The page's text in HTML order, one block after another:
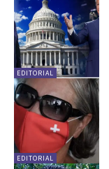
EDITORIAL
EDITORIAL